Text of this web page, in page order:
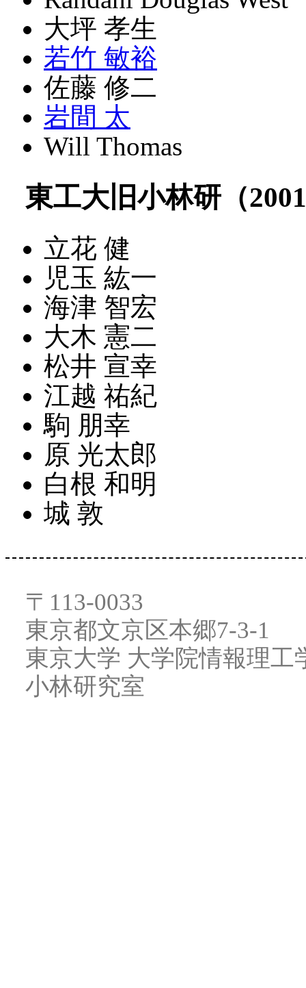
大坪 孝生
若竹 敏裕
佐藤 修二
岩間 太
Will Thomas
東工大旧小林研（
立花 健
児玉 紘一
海津 智宏
大木 憲二
松井 宣幸
江越 祐紀
駒 朋幸
原 光太郎
白根 和明
城 敦
〒113-0033
東京都文京区本郷7-3-1
東京大学 大学院情報理
小林研究室